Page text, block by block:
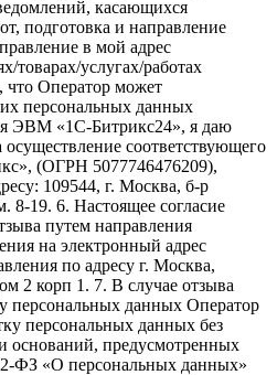
касающихся
подготовка и направление
в мой адрес
товарах/услугах/работах
что Оператор может
персональных данных
ЭВМ «1С-Битрикс24», я даю
осуществление соответствующего
(ОГРН 5077746476209),
109544, г. Москва, б-р
8-19. 6. Настоящее согласие
путем направления
на электронный адрес
по адресу г. Москва,
2 корп 1. 7. В случае отзыва
персональных данных Оператор
персональных данных без
оснований, предусмотренных
ФЗ «О персональных данных»